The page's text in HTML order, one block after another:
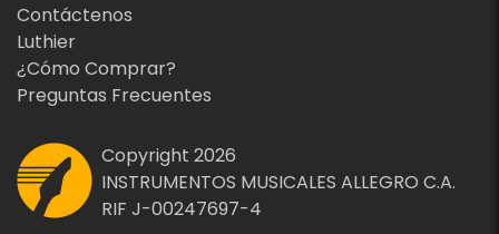
Contáctenos
Luthier
¿Cómo Comprar?
Preguntas Frecuentes
Copyright 2026
INSTRUMENTOS MUSICALES ALLEGRO C.A.
RIF J-00247697-4